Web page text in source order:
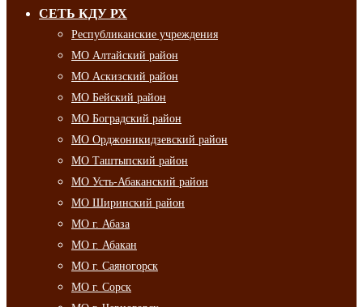
СЕТЬ КДУ РХ
Республиканские учреждения
МО Алтайский район
МО Аскизский район
МО Бейский район
МО Боградский район
МО Орджоникидзевский район
МО Таштыпский район
МО Усть-Абаканский район
МО Ширинский район
МО г. Абаза
МО г. Абакан
МО г. Саяногорск
МО г. Сорск